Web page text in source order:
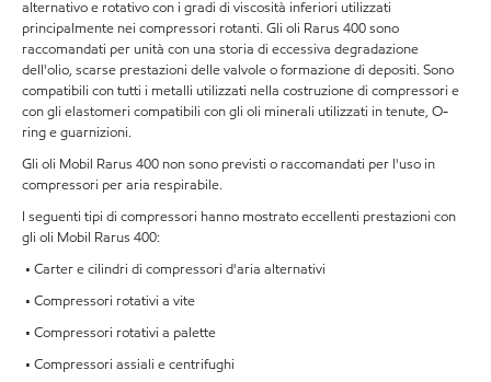
alternativo e rotativo con i gradi di viscosità inferiori utilizzati
principalmente nei compressori rotanti. Gli oli Rarus 400 sono
raccomandati per unità con una storia di eccessiva degradazione
dell'olio, scarse prestazioni delle valvole o formazione di depositi. Sono
compatibili con tutti i metalli utilizzati nella costruzione di compressori e
con gli elastomeri compatibili con gli oli minerali utilizzati in tenute, O-
ring e guarnizioni.
Gli oli Mobil Rarus 400 non sono previsti o raccomandati per l'uso in
compressori per aria respirabile.
I seguenti tipi di compressori hanno mostrato eccellenti prestazioni con
gli oli Mobil Rarus 400:
• Carter e cilindri di compressori d'aria alternativi
• Compressori rotativi a vite
• Compressori rotativi a palette
• Compressori assiali e centrifughi